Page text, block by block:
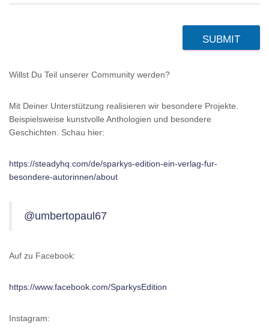
SUBMIT
Willst Du Teil unserer Community werden?
Mit Deiner Unterstützung realisieren wir besondere Projekte.
Beispielsweise kunstvolle Anthologien und besondere
Geschichten. Schau hier:
https://steadyhq.com/de/sparkys-edition-ein-verlag-fur-
besondere-autorinnen/about
@umbertopaul67
Auf zu Facebook:
https://www.facebook.com/SparkysEdition
Instagram: